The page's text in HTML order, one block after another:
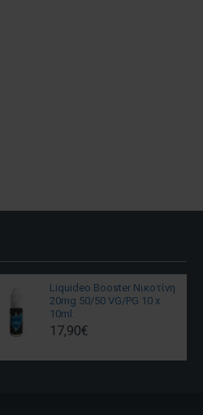
Liquideo Booster Νικοτίνη
20mg 50/50 VG/PG 10 x
10ml.
17,90€